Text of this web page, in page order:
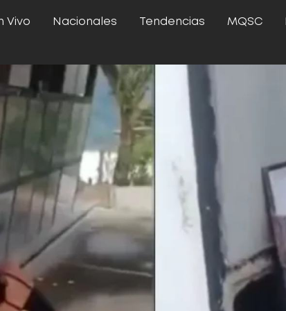
Vivo Nacionales Tendencias MQSC